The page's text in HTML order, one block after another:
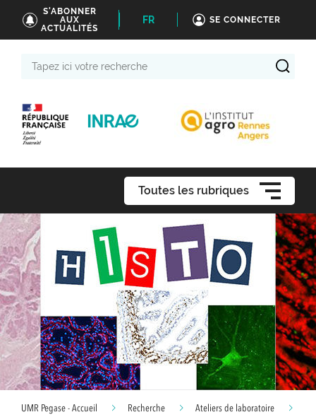
S'ABONNER
AUX
ACTUALITÉS
FR SE CONNECTER
Toutes les rubriques
UMR Pegase - Accueil Recherche
Ateliers de laboratoire